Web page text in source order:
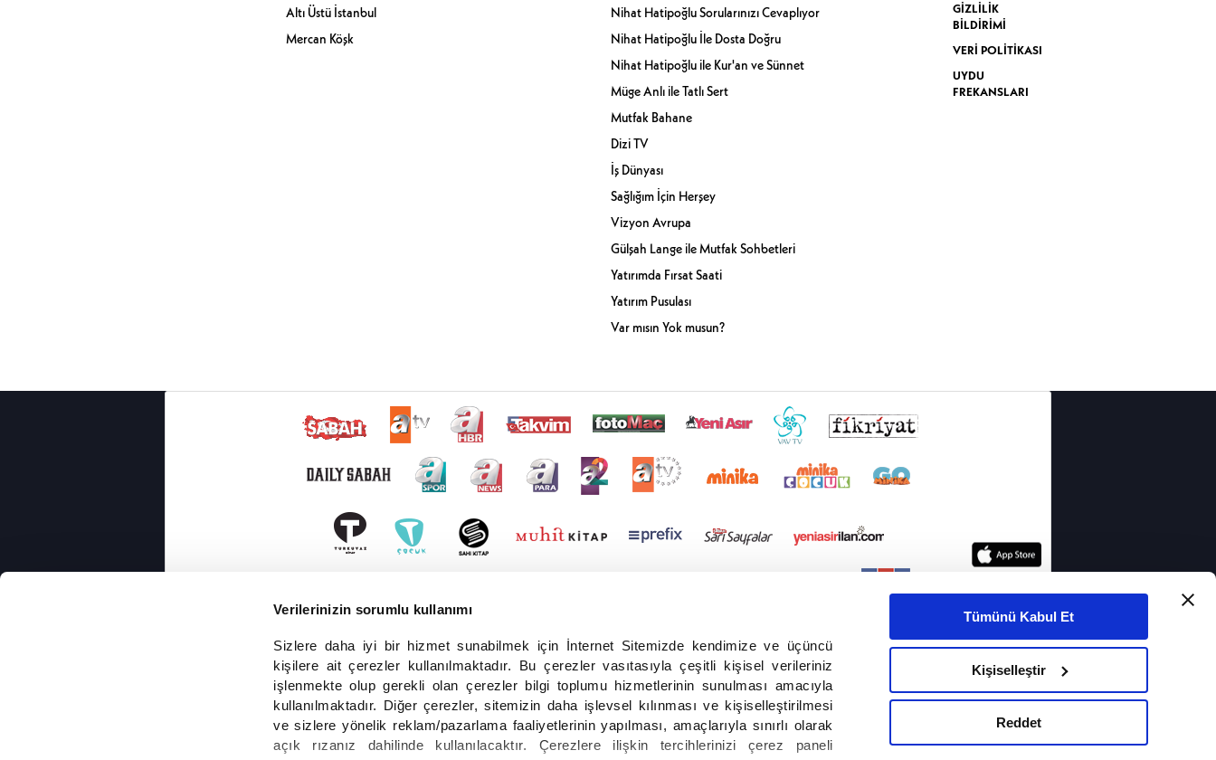
Verilerinizin sorumlu kullanımı
Sizlere daha iyi bir hizmet sunabilmek için İnternet Sitemizde kendimize ve üçüncü
kişilere ait çerezler kullanılmaktadır. Bu çerezler vasıtasıyla çeşitli kişisel verileriniz
işlenmekte olup gerekli olan çerezler bilgi toplumu hizmetlerinin sunulması amacıyla
kullanılmaktadır. Diğer çerezler, sitemizin daha işlevsel kılınması ve kişiselleştirilmesi
ve sizlere yönelik reklam/pazarlama faaliyetlerinin yapılması, amaçlarıyla sınırlı olarak
açık rızanız dahilinde kullanılacaktır. Çerezlere ilişkin tercihlerinizi çerez paneli
Tümünü Kabul Et
Kişiselleştir
Reddet
Altı Üstü İstanbul
Mercan Köşk
Nihat Hatipoğlu Sorularınızı Cevaplıyor
Nihat Hatipoğlu İle Dosta Doğru
Nihat Hatipoğlu ile Kur'an ve Sünnet
Müge Anlı ile Tatlı Sert
Mutfak Bahane
Dizi TV
İş Dünyası
Sağlığım İçin Herşey
Vizyon Avrupa
Gülşah Lange ile Mutfak Sohbetleri
Yatırımda Fırsat Saati
Yatırım Pusulası
Var mısın Yok musun?
GİZLİLİK
BİLDİRİMİ
VERİ POLİTİKASI
UYDU
FREKANSLARI